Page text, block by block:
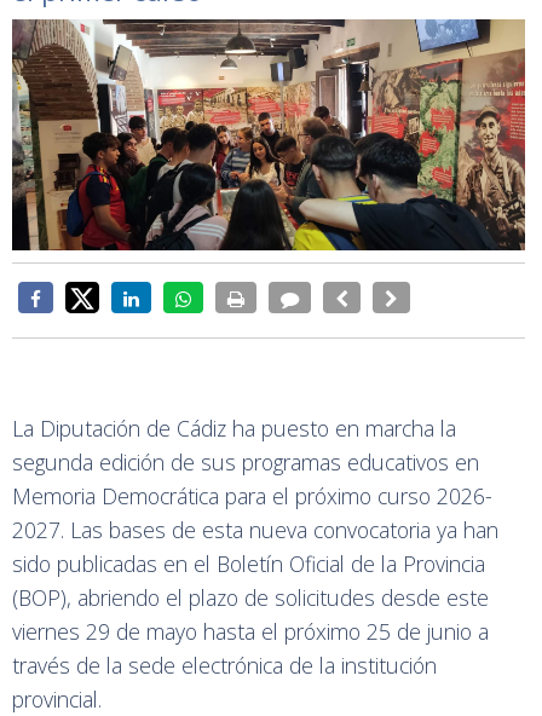
La Diputación de Cádiz ha puesto en marcha la
segunda edición de sus programas educativos en
Memoria Democrática para el próximo curso 2026-
2027. Las bases de esta nueva convocatoria ya han
sido publicadas en el Boletín Oficial de la Provincia
(BOP), abriendo el plazo de solicitudes desde este
viernes 29 de mayo hasta el próximo 25 de junio a
través de la sede electrónica de la institución
provincial.